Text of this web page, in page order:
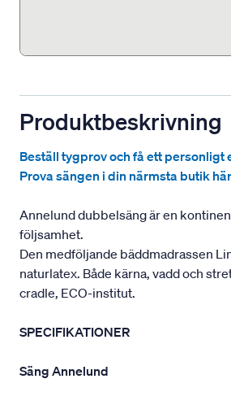
Produktbeskrivning
Beställ tygprov och få ett
Prova sängen i din närmsta butik
Annelund dubbelsäng är en
följsamhet.
Den medföljande bäddmadrassen
naturlatex. Både kärna, vadd och
cradle, ECO-institut.
SPECIFIKATIONER
Säng Annelund